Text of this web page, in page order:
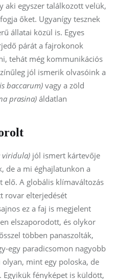
aki egyszer találkozott velük,
őket. Ugyanígy tesznek
állatai közül is. Egyes
párát a fajrokonok
tehát még kommunikációs
jól ismerik olvasóink a
baccarum) vagy a zöld
prasina) áldatlan
viridula) jól ismert kártevője
de a mi éghajlatunkon a
elő. A globális klímaváltozás
rovar elterjedését
ez a faj is megjelent
elszaporodott, és olykor
többen panaszolták,
egy paradicsomon nagyobb
mint egy poloska, de
fényképet is küldött,